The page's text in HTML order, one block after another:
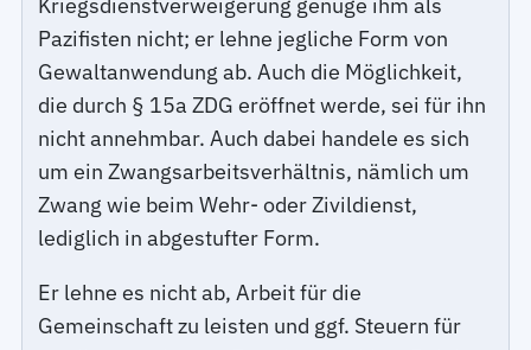
Kriegsdienstverweigerung genüge ihm als
Pazifisten nicht; er lehne jegliche Form von
Gewaltanwendung ab. Auch die Möglichkeit,
die durch § 15a ZDG eröffnet werde, sei für ihn
nicht annehmbar. Auch dabei handele es sich
um ein Zwangsarbeitsverhältnis, nämlich um
Zwang wie beim Wehr- oder Zivildienst,
lediglich in abgestufter Form.
Er lehne es nicht ab, Arbeit für die
Gemeinschaft zu leisten und ggf. Steuern für